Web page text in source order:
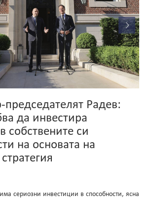
Радев:
да инвестира
собствените си
на основата на
сериозни инвестиции в способности, ясна